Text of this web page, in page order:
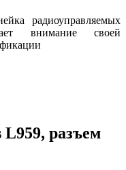
радиоуправляемых
внимание своей
L959, разъем